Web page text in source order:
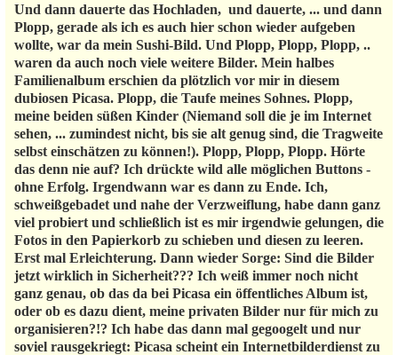
Und dann dauerte das Hochladen, und dauerte, ... und dann
Plopp, gerade als ich es auch hier schon wieder aufgeben
wollte, war da mein Sushi-Bild. Und Plopp, Plopp, Plopp, ..
waren da auch noch viele weitere Bilder. Mein halbes
Familienalbum erschien da plötzlich vor mir in diesem
dubiosen Picasa. Plopp, die Taufe meines Sohnes. Plopp,
meine beiden süßen Kinder (Niemand soll die je im Internet
sehen, ... zumindest nicht, bis sie alt genug sind, die Tragweite
selbst einschätzen zu können!). Plopp, Plopp, Plopp. Hörte
das denn nie auf? Ich drückte wild alle möglichen Buttons -
ohne Erfolg. Irgendwann war es dann zu Ende. Ich,
schweißgebadet und nahe der Verzweiflung, habe dann ganz
viel probiert und schließlich ist es mir irgendwie gelungen, die
Fotos in den Papierkorb zu schieben und diesen zu leeren.
Erst mal Erleichterung. Dann wieder Sorge: Sind die Bilder
jetzt wirklich in Sicherheit??? Ich weiß immer noch nicht
ganz genau, ob das da bei Picasa ein öffentliches Album ist,
oder ob es dazu dient, meine privaten Bilder nur für mich zu
organisieren?!? Ich habe das dann mal gegoogelt und nur
soviel rausgekriegt: Picasa scheint ein Internetbilderdienst zu